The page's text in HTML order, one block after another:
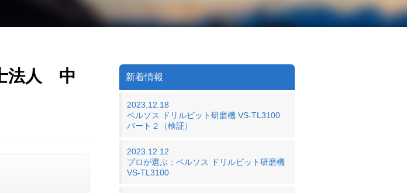
法人 中
新着情報
2023.12.18
ベルソス ドリルビット研磨機 VS-TL3100
パート２（検証）
2023.12.12
プロが選ぶ：ベルソス ドリルビット研磨機
VS-TL3100